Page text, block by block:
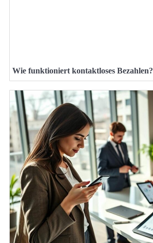
Wie funktioniert kontaktloses Bezahlen?